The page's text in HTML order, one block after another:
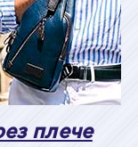
плече